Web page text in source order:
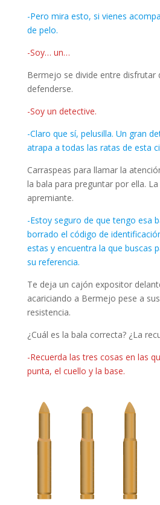
-Pero mira esto, si vienes
de pelo.
-Soy… un…
Bermejo se divide entre disfrutar
defenderse.
-Soy un detective.
-Claro que sí, pelusilla. Un gran
atrapa a todas las ratas de esta
Carraspeas para llamar la
la bala para preguntar por ella.
apremiante.
-Estoy seguro de que tengo esa
borrado el código de
estas y encuentra la que buscas
su referencia.
Te deja un cajón expositor
acariciando a Bermejo pese a
resistencia.
¿Cuál es la bala correcta? ¿La
-Recuerda las tres cosas en las
punta, el cuello y la base.